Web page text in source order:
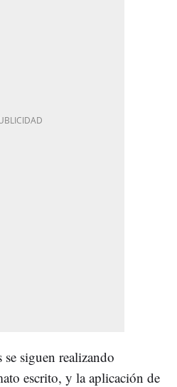
siguen realizando
escrito, y la aplicación de